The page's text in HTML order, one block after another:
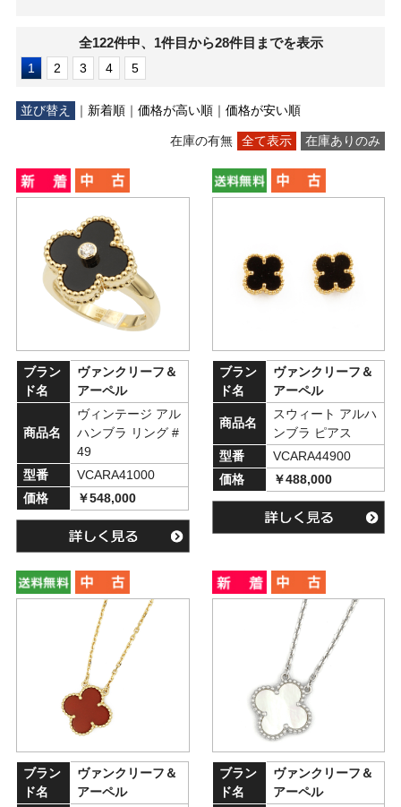
全122件中、1件目から28件目までを表示
1 2 3 4 5
並び替え ｜ 新着順｜ 価格が高い順｜ 価格が安い順
在庫の有無 全て表示 在庫ありのみ
ブラン
ド名
ヴァンクリーフ＆
アーペル
商品名
ヴィンテージ アル
ハンブラ リング #
49
型番
VCARA41000
価格
￥548,000
ブラン
ド名
ヴァンクリーフ＆
アーペル
商品名
スウィート アルハ
ンブラ ピアス
型番
VCARA44900
価格
￥488,000
ブラン
ド名
ヴァンクリーフ＆
アーペル
ブラン
ド名
ヴァンクリーフ＆
アーペル